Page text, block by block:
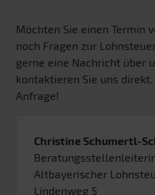
Möchten Sie einen Termin
noch Fragen zur
gerne eine Nachricht über
kontaktieren Sie uns
Anfrage!
Christine Schumertl-
Altbayerischer
Lindenweg 5